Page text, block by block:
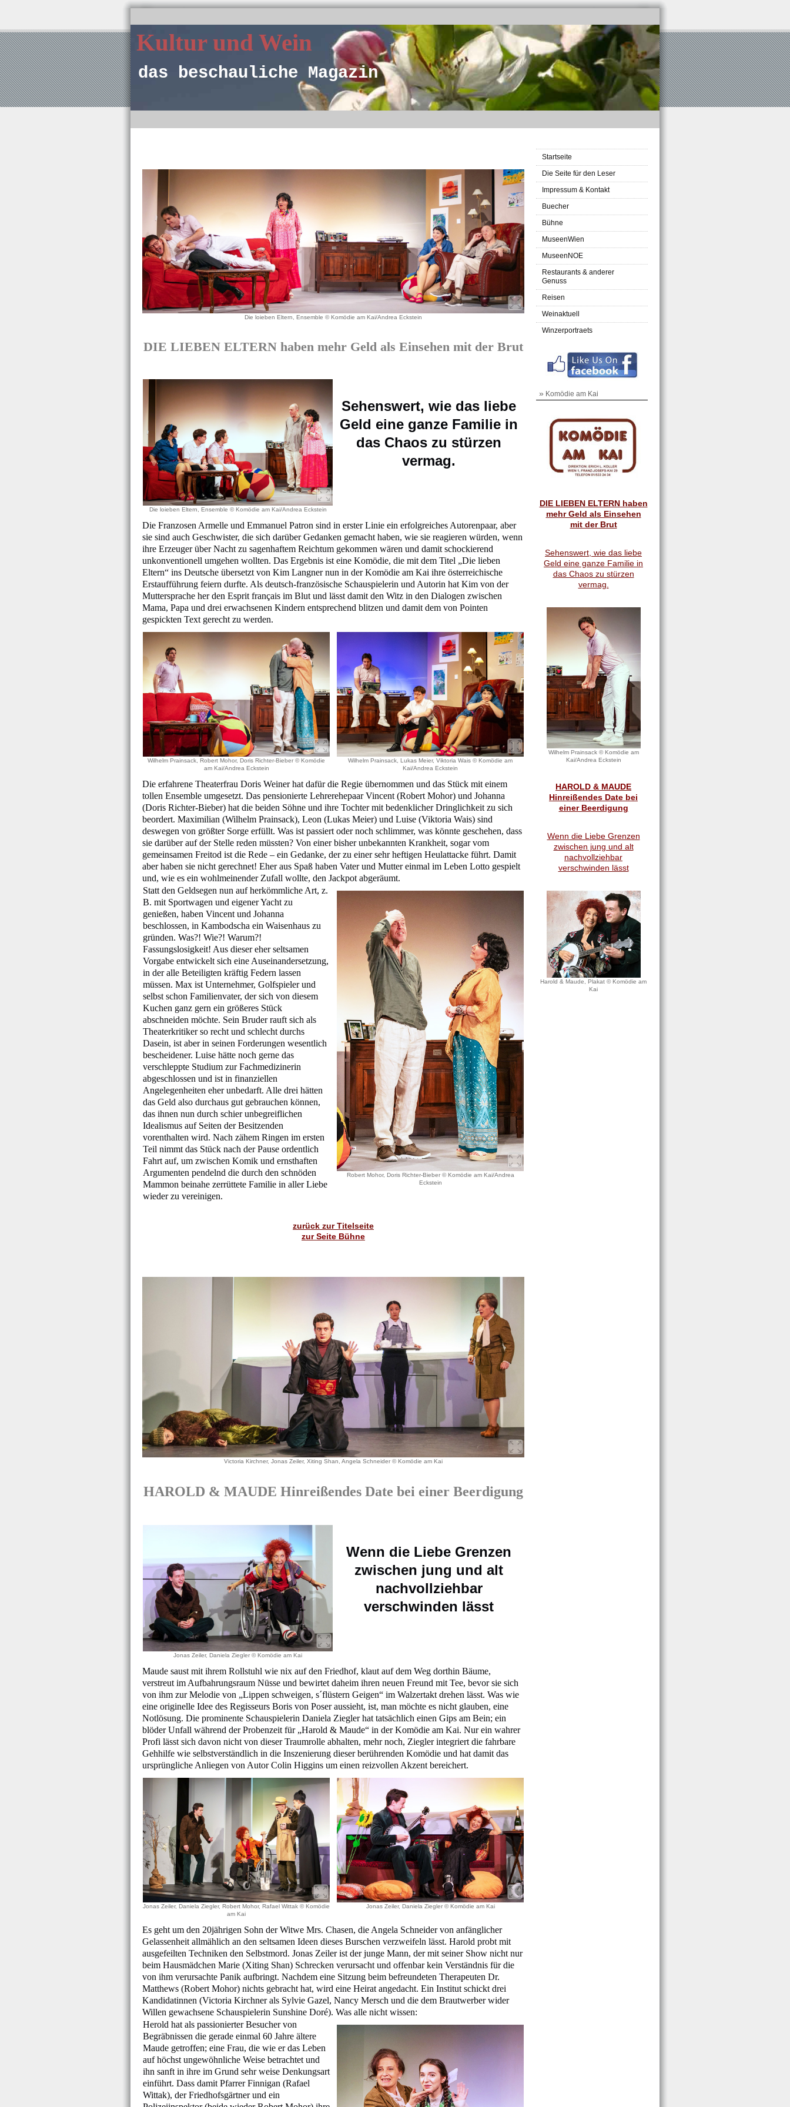
Kultur und Wein
das beschauliche Magazin
Startseite
Die Seite für den Leser
Impressum & Kontakt
Buecher
Bühne
MuseenWien
MuseenNOE
Restaurants & anderer
Genuss
Reisen
Weinaktuell
Winzerportraets
» Komödie am Kai
DIE LIEBEN ELTERN haben
mehr Geld als Einsehen
mit der Brut
Sehenswert, wie das liebe
Geld eine ganze Familie in
das Chaos zu stürzen
vermag.
Wilhelm Prainsack © Komödie am
Kai/Andrea Eckstein
HAROLD & MAUDE
Hinreißendes Date bei
einer Beerdigung
Wenn die Liebe Grenzen
zwischen jung und alt
nachvollziehbar
verschwinden lässt
Harold & Maude, Plakat © Komödie am
Kai
Die loieben Eltern, Ensemble © Komödie am Kai/Andrea Eckstein
DIE LIEBEN ELTERN haben mehr Geld als Einsehen mit der Brut
Die loieben Eltern, Ensemble © Komödie am Kai/Andrea Eckstein
Sehenswert, wie das liebe
Geld eine ganze Familie in
das Chaos zu stürzen
vermag.
Die Franzosen Armelle und Emmanuel Patron sind in erster Linie ein erfolgreiches Autorenpaar, aber
sie sind auch Geschwister, die sich darüber Gedanken gemacht haben, wie sie reagieren würden, wenn
ihre Erzeuger über Nacht zu sagenhaftem Reichtum gekommen wären und damit schockierend
unkonventionell umgehen wollten. Das Ergebnis ist eine Komödie, die mit dem Titel „Die lieben
Eltern“ ins Deutsche übersetzt von Kim Langner nun in der Komödie am Kai ihre österreichische
Erstaufführung feiern durfte. Als deutsch-französische Schauspielerin und Autorin hat Kim von der
Muttersprache her den Esprit français im Blut und lässt damit den Witz in den Dialogen zwischen
Mama, Papa und drei erwachsenen Kindern entsprechend blitzen und damit dem von Pointen
gespickten Text gerecht zu werden.
Wilhelm Prainsack, Robert Mohor, Doris Richter-Bieber © Komödie
am Kai/Andrea Eckstein
Wilhelm Prainsack, Lukas Meier, Viktoria Wais © Komödie am
Kai/Andrea Eckstein
Die erfahrene Theaterfrau Doris Weiner hat dafür die Regie übernommen und das Stück mit einem
tollen Ensemble umgesetzt. Das pensionierte Lehrerehepaar Vincent (Robert Mohor) und Johanna
(Doris Richter-Bieber) hat die beiden Söhne und ihre Tochter mit bedenklicher Dringlichkeit zu sich
beordert. Maximilian (Wilhelm Prainsack), Leon (Lukas Meier) und Luise (Viktoria Wais) sind
deswegen von größter Sorge erfüllt. Was ist passiert oder noch schlimmer, was könnte geschehen, dass
sie darüber auf der Stelle reden müssten? Von einer bisher unbekannten Krankheit, sogar vom
gemeinsamen Freitod ist die Rede – ein Gedanke, der zu einer sehr heftigen Heulattacke führt. Damit
aber haben sie nicht gerechnet! Eher aus Spaß haben Vater und Mutter einmal im Leben Lotto gespielt
und, wie es ein wohlmeinender Zufall wollte, den Jackpot abgeräumt.
Statt den Geldsegen nun auf herkömmliche Art, z.
B. mit Sportwagen und eigener Yacht zu
genießen, haben Vincent und Johanna
beschlossen, in Kambodscha ein Waisenhaus zu
gründen. Was?! Wie?! Warum?!
Fassungslosigkeit! Aus dieser eher seltsamen
Vorgabe entwickelt sich eine Auseinandersetzung,
in der alle Beteiligten kräftig Federn lassen
müssen. Max ist Unternehmer, Golfspieler und
selbst schon Familienvater, der sich von diesem
Kuchen ganz gern ein größeres Stück
abschneiden möchte. Sein Bruder rauft sich als
Theaterkritiker so recht und schlecht durchs
Dasein, ist aber in seinen Forderungen wesentlich
bescheidener. Luise hätte noch gerne das
verschleppte Studium zur Fachmedizinerin
abgeschlossen und ist in finanziellen
Angelegenheiten eher unbedarft. Alle drei hätten
das Geld also durchaus gut gebrauchen können,
das ihnen nun durch schier unbegreiflichen
Idealismus auf Seiten der Besitzenden
vorenthalten wird. Nach zähem Ringen im ersten
Teil nimmt das Stück nach der Pause ordentlich
Fahrt auf, um zwischen Komik und ernsthaften
Argumenten pendelnd die durch den schnöden
Mammon beinahe zerrüttete Familie in aller Liebe
wieder zu vereinigen.
Robert Mohor, Doris Richter-Bieber © Komödie am Kai/Andrea
Eckstein
zurück zur Titelseite
zur Seite Bühne
Victoria Kirchner, Jonas Zeiler, Xiting Shan, Angela Schneider © Komödie am Kai
HAROLD & MAUDE Hinreißendes Date bei einer Beerdigung
Jonas Zeiler, Daniela Ziegler © Komödie am Kai
Wenn die Liebe Grenzen
zwischen jung und alt
nachvollziehbar
verschwinden lässt
Maude saust mit ihrem Rollstuhl wie nix auf den Friedhof, klaut auf dem Weg dorthin Bäume,
verstreut im Aufbahrungsraum Nüsse und bewirtet daheim ihren neuen Freund mit Tee, bevor sie sich
von ihm zur Melodie von „Lippen schweigen, s´flüstern Geigen“ im Walzertakt drehen lässt. Was wie
eine originelle Idee des Regisseurs Boris von Poser aussieht, ist, man möchte es nicht glauben, eine
Notlösung. Die prominente Schauspielerin Daniela Ziegler hat tatsächlich einen Gips am Bein; ein
blöder Unfall während der Probenzeit für „Harold & Maude“ in der Komödie am Kai. Nur ein wahrer
Profi lässt sich davon nicht von dieser Traumrolle abhalten, mehr noch, Ziegler integriert die fahrbare
Gehhilfe wie selbstverständlich in die Inszenierung dieser berührenden Komödie und hat damit das
ursprüngliche Anliegen von Autor Colin Higgins um einen reizvollen Akzent bereichert.
Jonas Zeiler, Daniela Ziegler, Robert Mohor, Rafael Wittak © Komödie
am Kai
Jonas Zeiler, Daniela Ziegler © Komödie am Kai
Es geht um den 20jährigen Sohn der Witwe Mrs. Chasen, die Angela Schneider von anfänglicher
Gelassenheit allmählich an den seltsamen Ideen dieses Burschen verzweifeln lässt. Harold probt mit
ausgefeilten Techniken den Selbstmord. Jonas Zeiler ist der junge Mann, der mit seiner Show nicht nur
beim Hausmädchen Marie (Xiting Shan) Schrecken verursacht und offenbar kein Verständnis für die
von ihm verursachte Panik aufbringt. Nachdem eine Sitzung beim befreundeten Therapeuten Dr.
Matthews (Robert Mohor) nichts gebracht hat, wird eine Heirat angedacht. Ein Institut schickt drei
Kandidatinnen (Victoria Kirchner als Sylvie Gazel, Nancy Mersch und die dem Brautwerber wider
Willen gewachsene Schauspielerin Sunshine Doré). Was alle nicht wissen:
Herold hat als passionierter Besucher von
Begräbnissen die gerade einmal 60 Jahre ältere
Maude getroffen; eine Frau, die wie er das Leben
auf höchst ungewöhnliche Weise betrachtet und
ihn sanft in ihre im Grund sehr weise Denkungsart
einführt. Dass damit Pfarrer Finnigan (Rafael
Wittak), der Friedhofsgärtner und ein